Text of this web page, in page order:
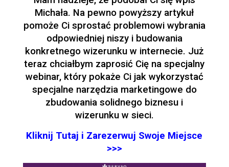
Michała. Na pewno powyższy artykuł
pomoże Ci sprostać problemowi wybrania
odpowiedniej niszy i budowania
konkretnego wizerunku w internecie. Już
teraz chciałbym zaprosić Cię na specjalny
webinar, który pokaże Ci jak wykorzystać
specjalne narzędzia marketingowe do
zbudowania solidnego biznesu i
wizerunku w sieci.
Kliknij Tutaj i Zarezerwuj Swoje Miejsce
>>>